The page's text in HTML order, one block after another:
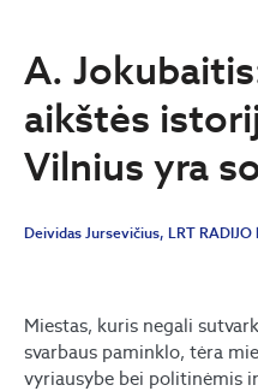
A.
aikštės
Vilnius yra
Deividas Jursevičius, LRT RADIJO
Miestas, kuris negali
svarbaus paminklo, tėra
vyriausybe bei politinėmis